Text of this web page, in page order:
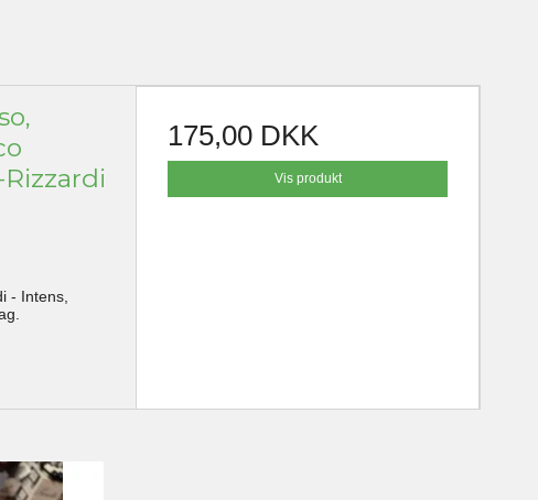
- Intens,
175,00 DKK
Vis produkt